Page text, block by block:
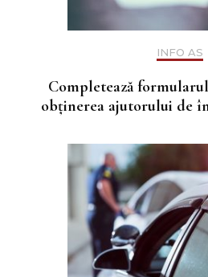
INFO AS
Completează
obținerea ajutorului de